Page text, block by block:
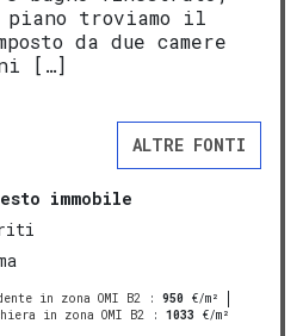
piano troviamo il
da due camere
[…]
ALTRE FONTI
immobile
in zona OMI B2 : 950 €/m²
in zona OMI B2 : 1033 €/m²